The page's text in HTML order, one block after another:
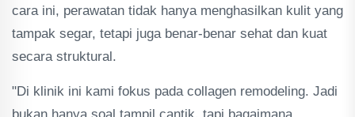
cara ini, perawatan tidak hanya menghasilkan kulit yang
tampak segar, tetapi juga benar-benar sehat dan kuat
secara struktural.
"Di klinik ini kami fokus pada collagen remodeling. Jadi